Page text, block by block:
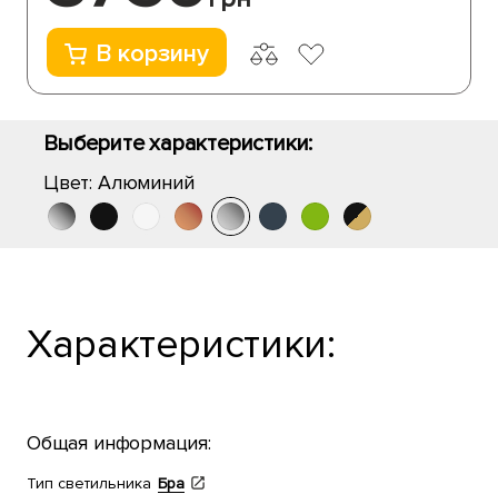
В корзину
Выберите характеристики:
Цвет: Алюминий
Характеристики:
Общая информация:
Тип светильника Бра